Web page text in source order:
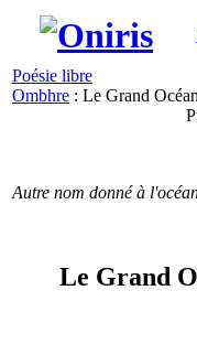
Poésie libre
Ombhre : Le Grand
Autre nom donné à
Le Grand